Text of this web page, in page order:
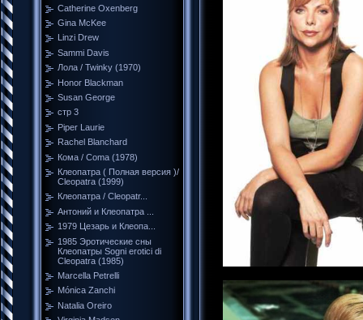
Catherine Oxenberg
Gina McKee
Linzi Drew
Sammi Davis
Лола / Twinky (1970)
Honor Blackman
Susan George
стр 3
Piper Laurie
Rachel Blanchard
Кома / Coma (1978)
Клеопатра ( Полная версия )/
Cleopatra (1999)
Клеопатра / Cleopatr...
Антоний и Клеопатра ...
1979 Цезарь и Клеопа...
1985 Эротические сны
Клеопатры Sogni erotici di
Cleopatra (1985)
Marcella Petrelli
Mónica Zanchi
Natalia Oreiro